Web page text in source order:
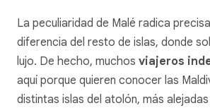
La peculiaridad de Malé radica
diferencia del resto de islas, donde
lujo. De hecho, muchos viajeros
aquí porque quieren conocer las
distintas islas del atolón, más